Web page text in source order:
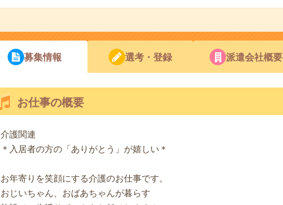
募集情報 選考・登録 派遣会社概要
お仕事の概要
介護関連
＊入居者の方の「ありがとう」が嬉しい＊
お年寄りを笑顔にする介護のお仕事です。
おじいちゃん、おばあちゃんが暮らす